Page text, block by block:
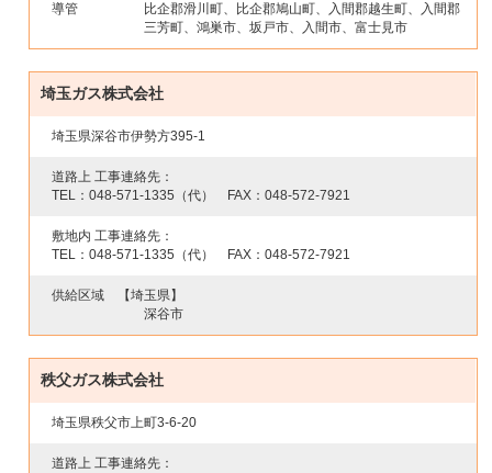
導管
比企郡滑川町、比企郡鳩山町、入間郡越生町、入間郡
三芳町、鴻巣市、坂戸市、入間市、富士見市
埼玉ガス株式会社
埼玉県深谷市伊勢方395-1
道路上 工事連絡先：
TEL：048-571-1335 （代） FAX：048-572-7921
敷地内 工事連絡先：
TEL：048-571-1335 （代） FAX：048-572-7921
供給区域
【埼玉県】
深谷市
秩父ガス株式会社
埼玉県秩父市上町3-6-20
道路上 工事連絡先：